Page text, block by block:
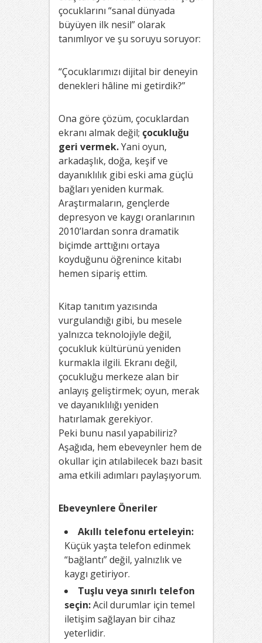
çocuklarını “sanal dünyada
büyüyen ilk nesil” olarak
tanımlıyor ve şu soruyu soruyor:
“Çocuklarımızı dijital bir deneyin
denekleri hâline mi getirdik?”
Ona göre çözüm, çocuklardan
ekranı almak değil; çocukluğu
geri vermek.Yani oyun,
arkadaşlık, doğa, keşif ve
dayanıklılık gibi eski ama güçlü
bağları yeniden kurmak.
Araştırmaların, gençlerde
depresyon ve kaygı oranlarının
2010’lardan sonra dramatik
biçimde arttığını ortaya
koyduğunu öğrenince kitabı
hemen sipariş ettim.
Kitap tanıtım yazısında
vurgulandığı gibi, bu mesele
yalnızca teknolojiyle değil,
çocukluk kültürünü yeniden
kurmakla ilgili. Ekranı değil,
çocukluğu merkeze alan bir
anlayış geliştirmek; oyun, merak
ve dayanıklılığı yeniden
hatırlamak gerekiyor.
Peki bunu nasıl yapabiliriz?
Aşağıda, hem ebeveynler hem de
okullar için atılabilecek bazı basit
ama etkili adımları paylaşıyorum.
Ebeveynlere Öneriler
Akıllı telefonu erteleyin:
Küçük yaşta telefon edinmek
“bağlantı” değil, yalnızlık ve
kaygı getiriyor.
Tuşlu veya sınırlı telefon
seçin:Acil durumlar için temel
iletişim sağlayan bir cihaz
yeterlidir.